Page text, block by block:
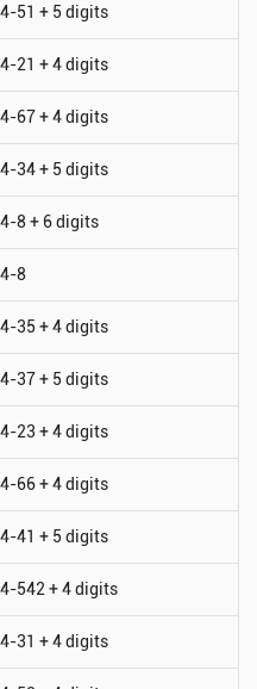
51 + 5 digits
21 + 4 digits
67 + 4 digits
34 + 5 digits
8 + 6 digits
8
35 + 4 digits
37 + 5 digits
23 + 4 digits
66 + 4 digits
41 + 5 digits
542 + 4 digits
31 + 4 digits